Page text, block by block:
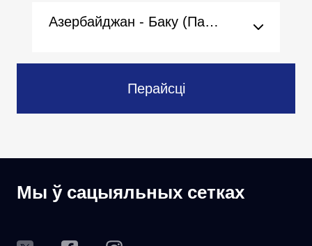
Азербайджан - Баку (Пасольства)
Перайсці
Мы ў сацыяльных сетках